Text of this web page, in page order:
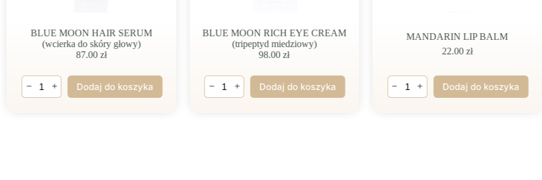
BLUE MOON HAIR SERUM
(wcierka do skóry głowy)
87.00zł
ilość
BLUE
MOON
− + Dodaj do koszyka
BLUE MOON RICH EYE CREAM
(tripeptyd miedziowy)
98.00zł
ilość
BLUE
MOON
− + Dodaj do koszyka
MANDARIN LIP BALM
22.00zł
ilość
MANDARIN
LIP
− + Dodaj do koszyka